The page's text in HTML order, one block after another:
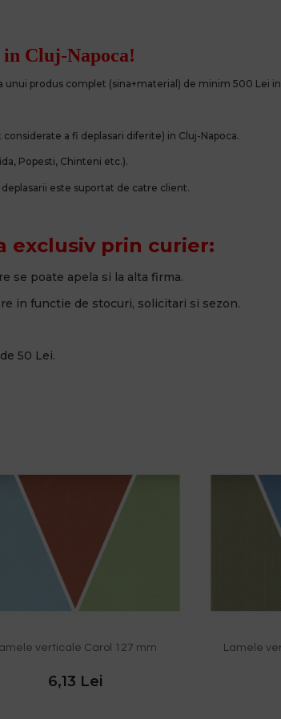
Cluj-Napoca!
produs complet (sina+material) de minim 500 Lei
a fi deplasari diferite) in Cluj-Napoca.
Popesti, Chinteni etc.).
este suportat de catre client.
exclusiv prin curier:
se poate apela si la alta firma.
in functie de stocuri, solicitari si sezon.
50 Lei.
verticale Carol 127 mm
6,13 Lei
Lamele